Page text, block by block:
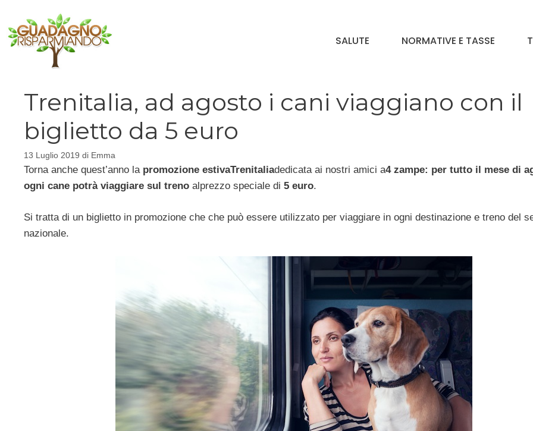
contenuto
SALUTE NORMATIVE E TASSE
Trenitalia, ad agosto i cani viaggiano con il
biglietto da 5 euro
13 Luglio 2019 di Emma
Torna anche quest’anno la promozione estivaTrenitaliadedicata ai nostri amici a4 zampe: per tutto il mese di
ogni cane potrà viaggiare sul treno al prezzo speciale di 5 euro.
Si tratta di un biglietto in promozione che che può essere utilizzato per viaggiare in ogni destinazione e treno del
nazionale.